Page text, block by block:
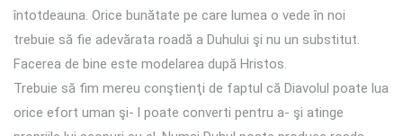
întotdeauna. Orice bunătate pe care lumea o vede în noi
trebuie să fie adevărata roadă a Duhului şi nu un substitut.
Facerea de bine este modelarea după Hristos.
Trebuie să fim mereu conştienţi de faptul că Diavolul poate lua
orice efort uman şi- l poate converti pentru a- şi atinge